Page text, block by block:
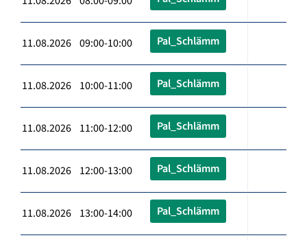
11.08.2026 09:00-10:00 Pal_Schlämm
11.08.2026 10:00-11:00 Pal_Schlämm
11.08.2026 11:00-12:00 Pal_Schlämm
11.08.2026 12:00-13:00 Pal_Schlämm
11.08.2026 13:00-14:00 Pal_Schlämm